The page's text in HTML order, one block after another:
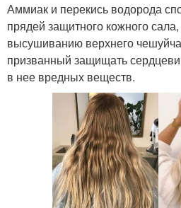
Аммиак и перекись водорода
прядей защитного кожного
высушиванию верхнего
призванный защищать
в нее вредных веществ.